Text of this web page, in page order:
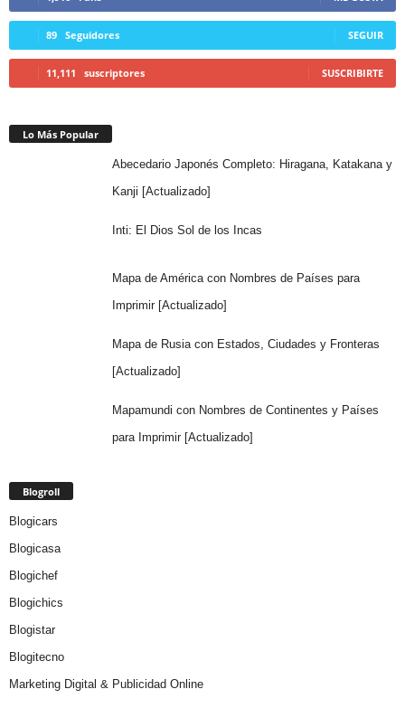
89 Seguidores SEGUIR
11,111 suscriptores SUSCRIBIRTE
Lo Más Popular
Abecedario Japonés Completo: Hiragana, Katakana y
Kanji [Actualizado]
Inti: El Dios Sol de los Incas
Mapa de América con Nombres de Países para
Imprimir [Actualizado]
Mapa de Rusia con Estados, Ciudades y Fronteras
[Actualizado]
Mapamundi con Nombres de Continentes y Países
para Imprimir [Actualizado]
Blogroll
Blogicars
Blogicasa
Blogichef
Blogichics
Blogistar
Blogitecno
Marketing Digital & Publicidad Online